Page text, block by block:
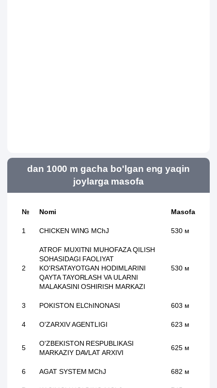
dan 1000 m gacha bo'lgan eng yaqin
joylarga masofa
№ Nomi Masofa
1 CHICKEN WING MChJ 530 м
2
ATROF MUXITNI MUHOFAZA QILISH
SOHASIDAGI FAOLIYAT
KO'RSATAYOTGAN HODIMLARINI
QAYTA TAYORLASH VA ULARNI
MALAKASINI OSHIRISH MARKAZI
530 м
3 POKISTON ELChINONASI 603 м
4 O'ZARXIV AGENTLIGI 623 м
5
O'ZBEKISTON RESPUBLIKASI
MARKAZIY DAVLAT ARXIVI
625 м
6 AGAT SYSTEM MChJ 682 м